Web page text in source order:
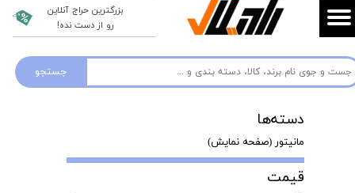
جستجو
سفارشات
بزرگترین حراج آنلاین
رو از دست نده!
دسته‌ها
مانیتور (صفحه نمایش)
قیمت